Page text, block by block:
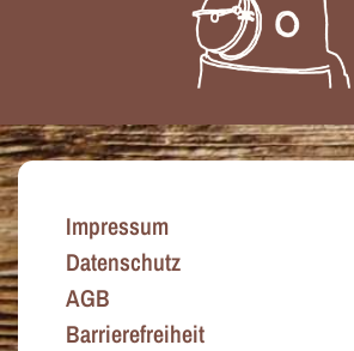
Impressum
Datenschutz
AGB
Barrierefreiheit